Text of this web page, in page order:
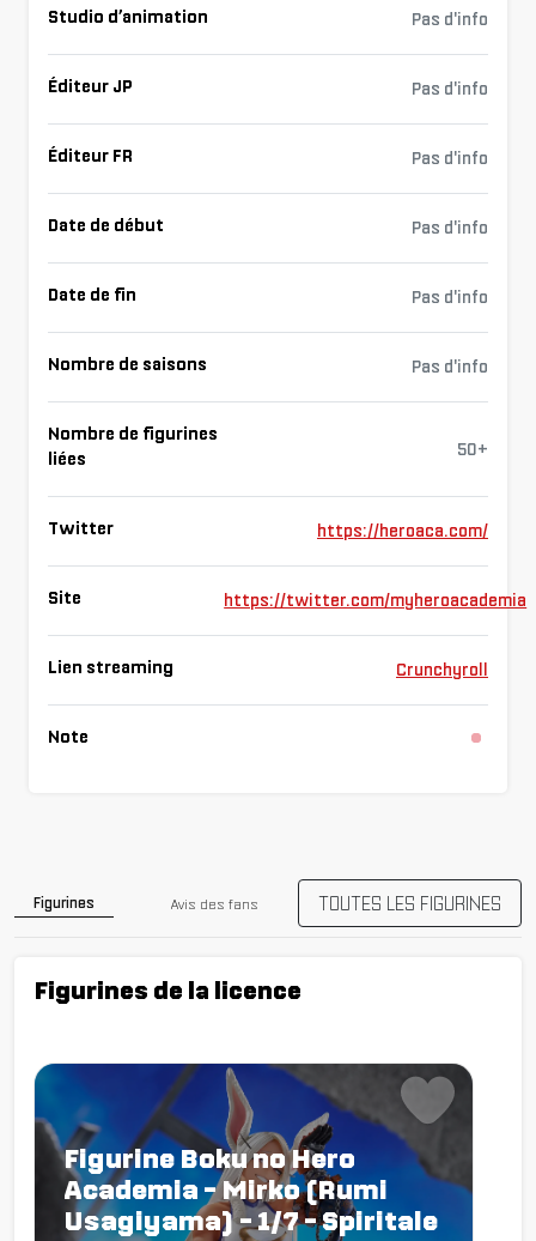
Studio d’animation Pas d'info
Éditeur JP Pas d'info
Éditeur FR Pas d'info
Date de début Pas d'info
Date de fin Pas d'info
Nombre de saisons Pas d'info
Nombre de figurines
liées
50+
Twitter https://heroaca.com/
Site https://twitter.com/myheroacademia
Lien streaming Crunchyroll
Note
Figurines Avis des fans TOUTES LES FIGURINES
Figurines de la licence
Figurine Boku no Hero
Academia - Mirko (Rumi
Usagiyama) - 1/7 - Spiritale